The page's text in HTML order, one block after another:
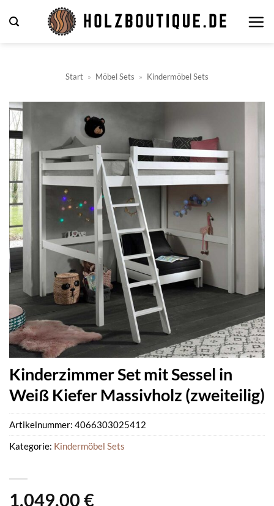
Inhalt
Start » Möbel Sets » Kindermöbel Sets
Kinderzimmer Set mit Sessel in
Weiß Kiefer Massivholz (zweiteilig)
1.049,00 €
Artikelnummer: 4066303025412
Kategorie: Kindermöbel Sets